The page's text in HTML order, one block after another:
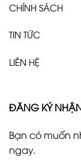
CHÍNH SÁCH
TIN TỨC
LIÊN HỆ
ĐĂNG KÝ
Bạn có muốn
ngay.